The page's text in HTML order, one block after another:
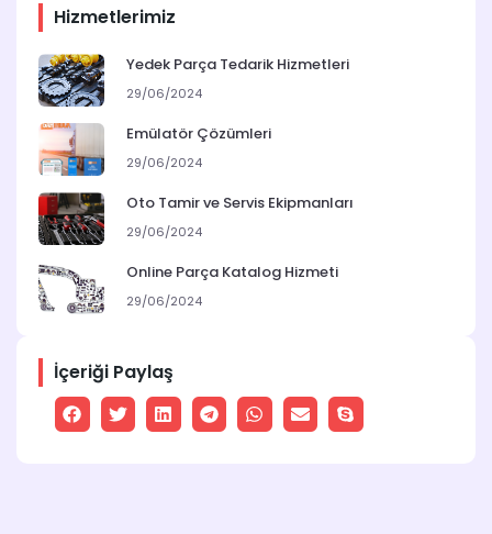
Hizmetlerimiz
Yedek Parça Tedarik Hizmetleri
29/06/2024
Emülatör Çözümleri
29/06/2024
Oto Tamir ve Servis Ekipmanları
29/06/2024
Online Parça Katalog Hizmeti
29/06/2024
İçeriği Paylaş